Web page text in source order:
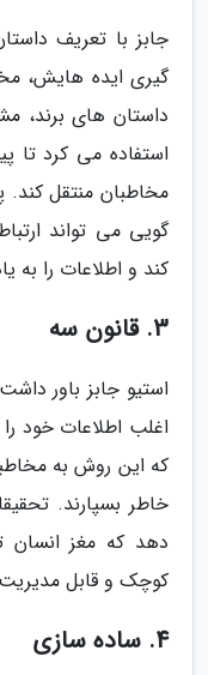
جابز با تعریف
گیری ایده هایش،
داستان های
استفاده می کرد تا
مخاطبان منتقل
گویی می تواند
کند و اطلاعات را به
3. قانون سه
استیو جابز باور
اغلب اطلاعات خود
که این روش به
خاطر بسپارند.
دهد که مغز انسان
کوچک و قابل
4. ساده سازی